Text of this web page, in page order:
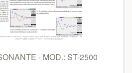
- MOD.: ST-2500